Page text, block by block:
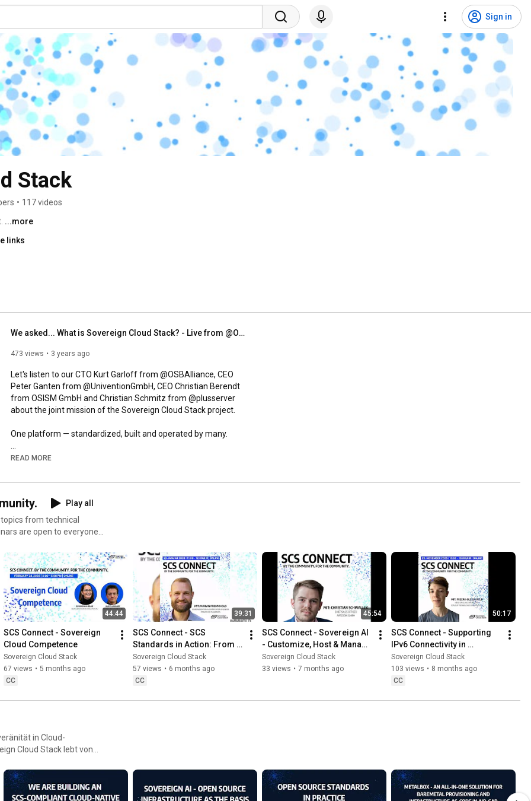
Sign in
Stack
• 117 videos
...more
links
We asked... What is Sovereign Cloud Stack? - Live from @OpenInfraFoundation Summit Berlin 2022
473 views 3 years ago
Let's listen to our CTO Kurt Garloff from @OSBAlliance, CEO
Peter Ganten from @UniventionGmbH, CEO Christian Berendt
from OSISM GmbH and Christian Schmitz from @plusserver
about the joint mission of the Sovereign Cloud Stack project.
One platform — standardized, built and operated by many.
Sovereign Cloud Stack combines the best of cloud computing
active open-source community worldwide. Together we put
through a decentralized and federated cloud stack – leveraging
true digital sovereignty to foster trust in clouds.
https://events.scs.community/scs-summ...
READ MORE
Play all
from technical
are open to everyone
44:44
SCS Connect - Sovereign
Cloud Competence
Sovereign Cloud Stack
67 views • 5 months ago
CC
39:31
SCS Connect - SCS
Standards in Action: From
Implementation to
Certification
Sovereign Cloud Stack
57 views • 6 months ago
CC
45:54
SCS Connect - Sovereign AI
- Customize, Host & Manage
Secure AI Infrastructure on
SCS Cloud
Sovereign Cloud Stack
33 views • 7 months ago
50:17
SCS Connect - Supporting
IPv6 Connectivity in
OpenStack
Sovereign Cloud Stack
103 views • 8 months ago
CC
in Cloud-
und